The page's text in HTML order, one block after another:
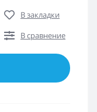
В закладки
В сравнение